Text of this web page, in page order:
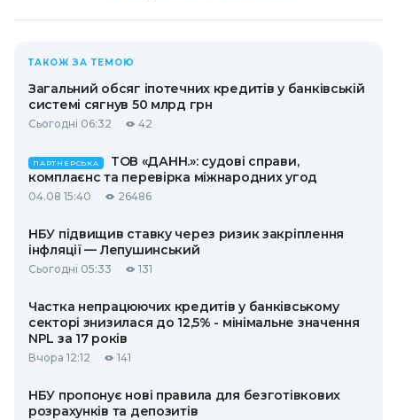
ТАКОЖ ЗА ТЕМОЮ
Загальний обсяг іпотечних кредитів у банківській
системі сягнув 50 млрд грн
Сьогодні 06:32 42
ПАРТНЕРСЬКА
ТОВ «ДАНН.»: судові справи,
комплаєнс та перевірка міжнародних угод
04.08 15:40 26486
НБУ підвищив ставку через ризик закріплення
інфляції — Лепушинський
Сьогодні 05:33 131
Частка непрацюючих кредитів у банківському
секторі знизилася до 12,5% - мінімальне значення
NPL за 17 років
Вчора 12:12 141
НБУ пропонує нові правила для безготівкових
розрахунків та депозитів